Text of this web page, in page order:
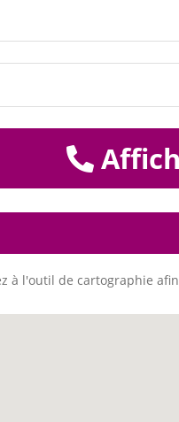
à l'outil de cartographie